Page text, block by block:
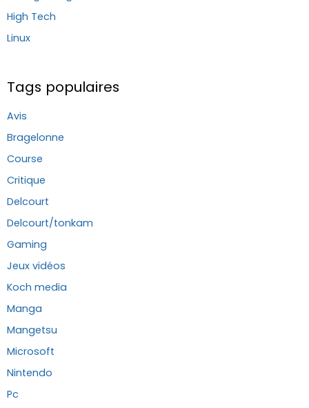
High Tech
Linux
Tags populaires
Avis
Bragelonne
Course
Critique
Delcourt
Delcourt/tonkam
Gaming
Jeux vidéos
Koch media
Manga
Mangetsu
Microsoft
Nintendo
Pc